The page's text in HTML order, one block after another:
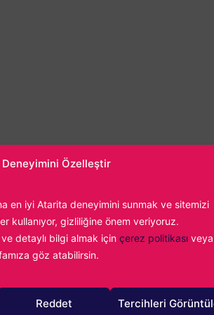
Deneyimini Özelleştir
en iyi Atarita deneyimini sunmak ve sitemizi
kullanıyor, gizliliğine önem veriyoruz.
detaylı bilgi almak için çerez politikası veya
göz atabilirsin.
Reddet Tercihleri
yayıncıların üst sıralarda olması sizleri
kaynaklanıyor. Ortalamadan
dayanarak bazı puanlar veriyor. Sony
yer alıyor. Activision Blizzard’ın
olsa da, totalde 0.3’lük bir puan